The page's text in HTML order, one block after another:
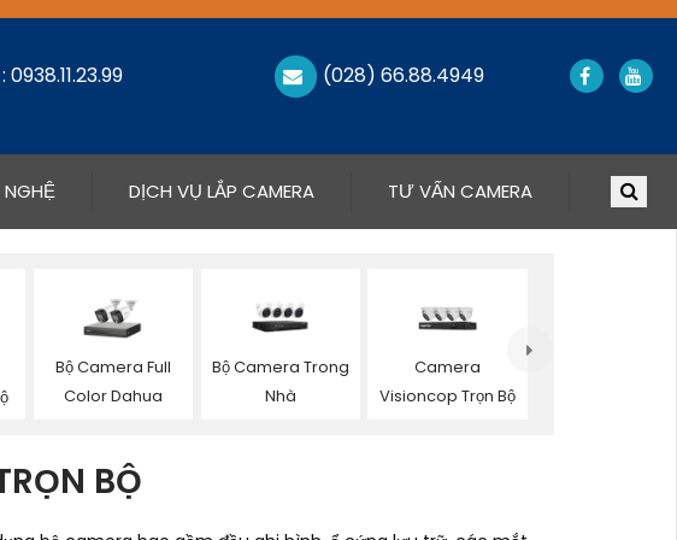
0938.11.23.99 (028) 66.88.4949
DỊCH VỤ LẮP CAMERA TƯ VẤN CAMERA
Bộ Camera Full
Color Dahua
Bộ Camera Trong
Nhà
Camera
Visioncop Trọn Bộ
BỘ